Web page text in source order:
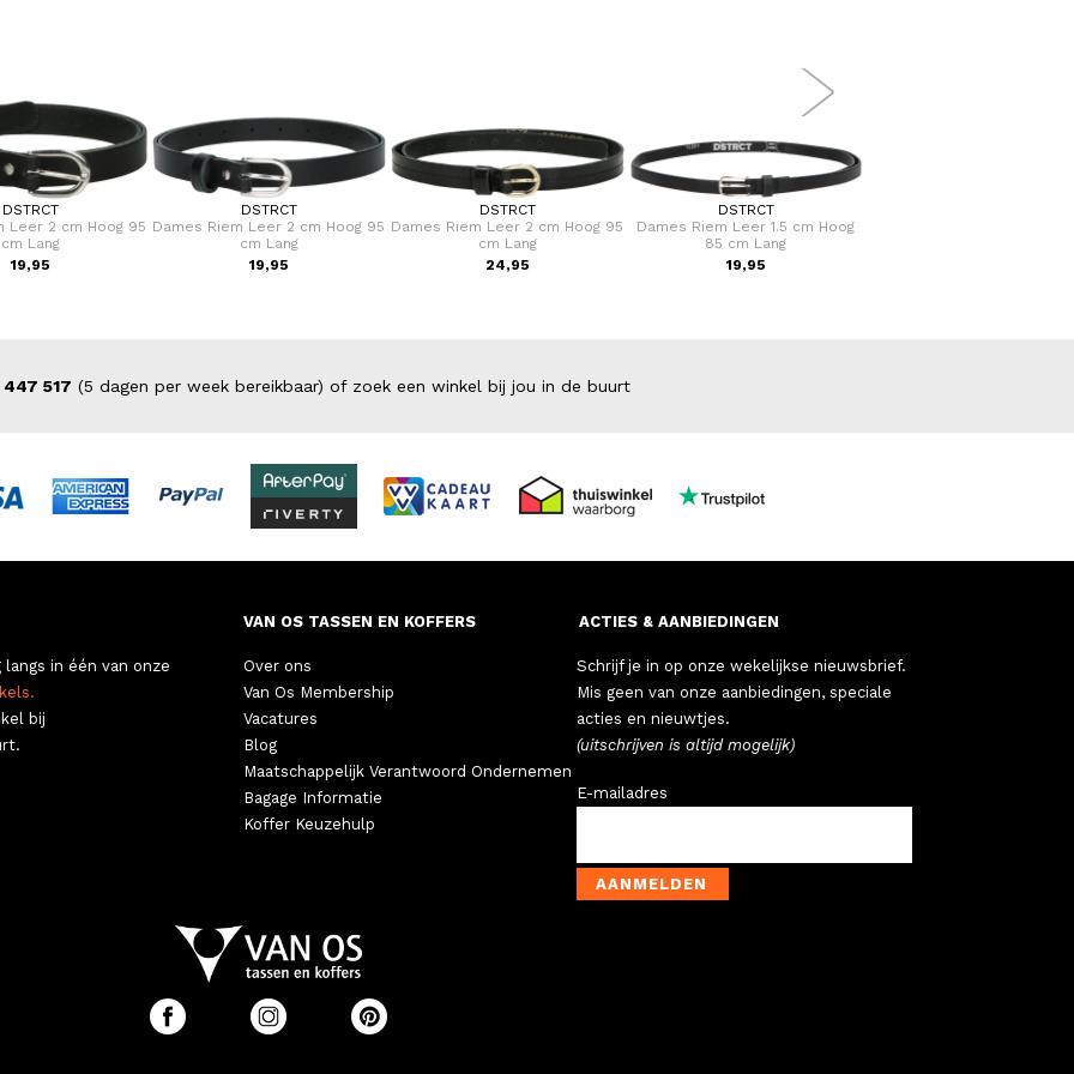
DSTRCT
Leer 2 cm Hoog 95
cm Lang
19,95
DSTRCT
Dames Riem Leer 2 cm Hoog 95
cm Lang
19,95
DSTRCT
Dames Riem Leer 2 cm Hoog 95
cm Lang
24,95
DSTRCT
Dames Riem Leer 1.5 cm Hoog
85 cm Lang
19,95
447 517 (5 dagen per week bereikbaar) of zoek een winkel bij jou in de buurt
langs in één van onze
bij
VAN OS TASSEN EN KOFFERS
Over ons
Van Os Membership
Vacatures
Blog
Maatschappelijk Verantwoord Ondernemen
Bagage Informatie
Koffer Keuzehulp
ACTIES & AANBIEDINGEN
Schrijf je in op onze wekelijkse nieuwsbrief.
Mis geen van onze aanbiedingen, speciale
acties en nieuwtjes.
(uitschrijven is altijd mogelijk)
E-mailadres
AANMELDEN